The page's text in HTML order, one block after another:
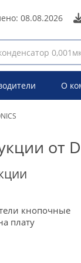
08.08.2026
О
от
кнопочные
плату